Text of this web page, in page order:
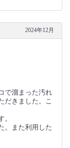
2024年12月
で溜まった汚れ
だきました。こ
。
。また利用した